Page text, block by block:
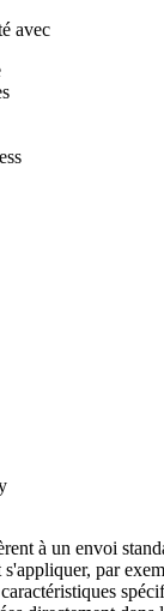
avec
à un envoi
par